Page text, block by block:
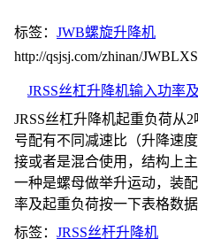
标签： JWB螺旋升降机
http://qsjsj.com/zhinan/
JRSS丝杠升降机输入功率
JRSS丝杠升降机起重负荷从
号配有不同减速比（升降速
接或者是混合使用，结构上
一种是螺母做举升运动，装
率及起重负荷按一下表格数
标签： JRSS丝杆升降机